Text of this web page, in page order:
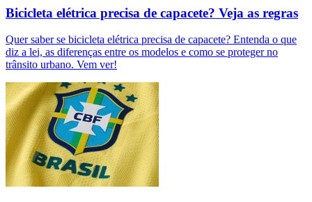
Bicicleta elétrica precisa de capacete? Veja as regras
Quer saber se bicicleta elétrica precisa de capacete? Entenda o que
diz a lei, as diferenças entre os modelos e como se proteger no
trânsito urbano. Vem ver!